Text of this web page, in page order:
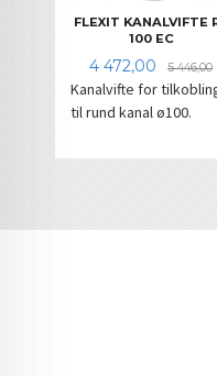
FLEXIT KANALVIFTE
100 EC
Tilbud
4 472,00 5 446,00
Kanalvifte for
til rund kanal ø100.